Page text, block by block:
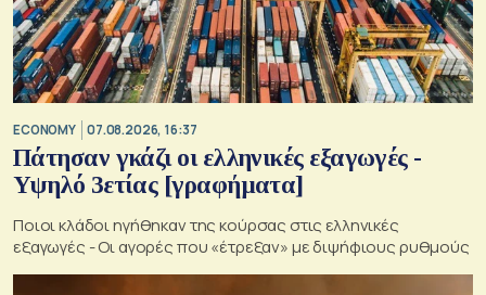
ECONOMY 07.08.2026, 16:37
Πάτησαν γκάζι οι ελληνικές εξαγωγές -
Υψηλό 3ετίας [γραφήματα]
Ποιοι κλάδοι ηγήθηκαν της κούρσας στις ελληνικές
εξαγωγές - Οι αγορές που «έτρεξαν» με διψήφιους ρυθμούς